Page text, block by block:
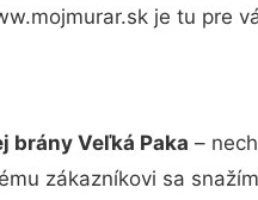
je tu pre
brány Veľká Paka –
zákazníkovi sa